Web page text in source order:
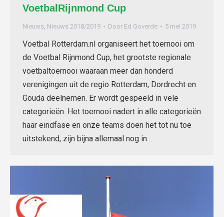
VoetbalRijnmond Cup
Nieuws, Nieuws 2018/2019 Door Ed Goverde 5 mei 2019
Voetbal Rotterdam.nl organiseert het toernooi om
de Voetbal Rijnmond Cup, het grootste regionale
voetbaltoernooi waaraan meer dan honderd
verenigingen uit de regio Rotterdam, Dordrecht en
Gouda deelnemen. Er wordt gespeeld in vele
categorieën. Het toernooi nadert in alle categorieën
haar eindfase en onze teams doen het tot nu toe
uitstekend, zijn bijna allemaal nog in…